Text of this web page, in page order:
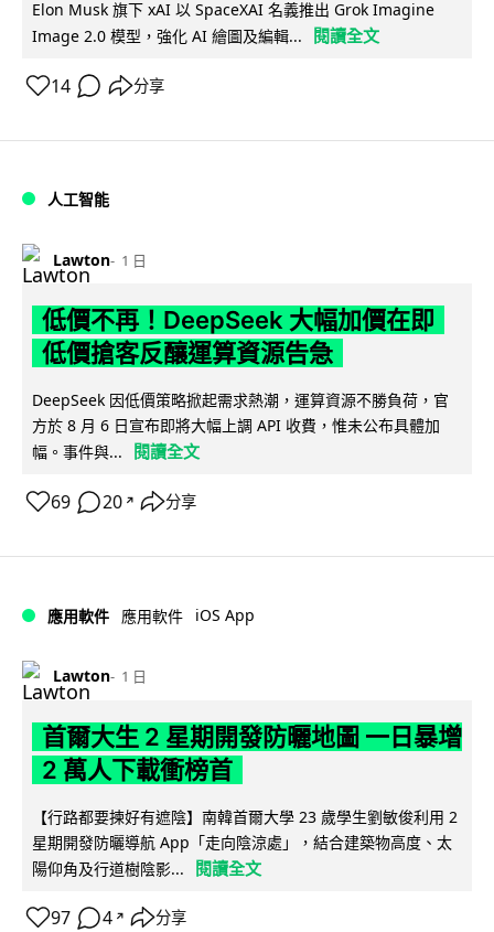
Elon Musk 旗下 xAI 以 SpaceXAI 名義推出 Grok Imagine
Image 2.0 模型，強化 AI 繪圖及編輯...
閱讀全文
14 分享
人工智能
Lawton 1 日
低價不再！DeepSeek 大幅加價在即
低價搶客反釀運算資源告急
DeepSeek 因低價策略掀起需求熱潮，運算資源不勝負荷，官
方於 8 月 6 日宣布即將大幅上調 API 收費，惟未公布具體加
幅。事件與...
閱讀全文
69 20 ↗ 分享
應用軟件 應用軟件 iOS App
Lawton 1 日
首爾大生 2 星期開發防曬地圖 一日暴增
2 萬人下載衝榜首
【行路都要揀好有遮陰】南韓首爾大學 23 歲學生劉敏俊利用 2
星期開發防曬導航 App「走向陰涼處」，結合建築物高度、太
陽仰角及行道樹陰影...
閱讀全文
97 4 ↗ 分享